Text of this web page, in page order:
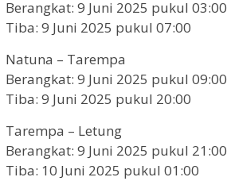
Berangkat: 9 Juni 2025 pukul 03:00
Tiba: 9 Juni 2025 pukul 07:00
Natuna – Tarempa
Berangkat: 9 Juni 2025 pukul 09:00
Tiba: 9 Juni 2025 pukul 20:00
Tarempa – Letung
Berangkat: 9 Juni 2025 pukul 21:00
Tiba: 10 Juni 2025 pukul 01:00